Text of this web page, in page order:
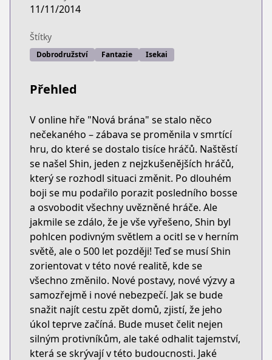
11/11/2014
Štítky
Dobrodružství Fantazie Isekai
Přehled
V online hře "Nová brána" se stalo něco
nečekaného – zábava se proměnila v smrtící
hru, do které se dostalo tisíce hráčů. Naštěstí
se našel Shin, jeden z nejzkušenějších hráčů,
který se rozhodl situaci změnit. Po dlouhém
boji se mu podařilo porazit posledního bosse
a osvobodit všechny uvězněné hráče. Ale
jakmile se zdálo, že je vše vyřešeno, Shin byl
pohlcen podivným světlem a ocitl se v herním
světě, ale o 500 let později! Teď se musí Shin
zorientovat v této nové realitě, kde se
všechno změnilo. Nové postavy, nové výzvy a
samozřejmě i nové nebezpečí. Jak se bude
snažit najít cestu zpět domů, zjistí, že jeho
úkol teprve začíná. Bude muset čelit nejen
silným protivníkům, ale také odhalit tajemství,
která se skrývají v této budoucnosti. Jaké